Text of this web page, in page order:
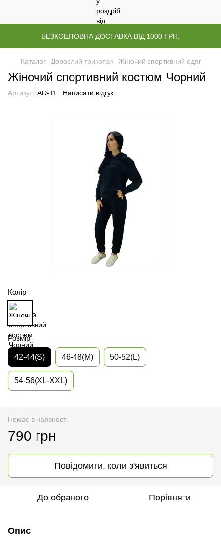
БЕЗКОШТОВНА ДОСТАВКА ВІД 1000 ГРН.
Каталог Дорослий трикотаж Жіночий спортивний одяг
Жіночий спортивний костюм Чорний
Артикул: AD-11 Написати відгук
Колір
Розмір
42-44(S) 46-48(М) 50-52(L)
54-56(XL-XXL)
Немає в наявності
790 грн
Повідомити, коли з'явиться
До обраного Порівняти
Опис